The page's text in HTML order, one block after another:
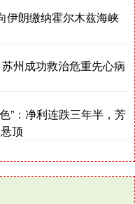
伊朗缴纳霍尔木兹海峡
州成功救治危重先心病
”：净利连跌三年半，芳
顶